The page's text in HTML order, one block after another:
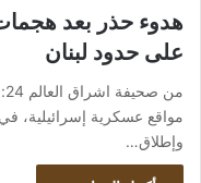
هدوء حذر بعد
على حدود لبنان
مواقع عسكرية
وإطلاق…